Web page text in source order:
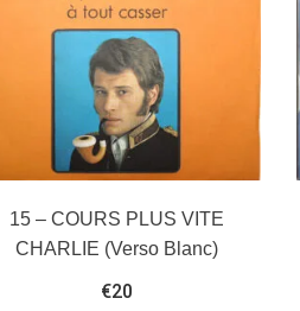
15 – COURS PLUS VITE
CHARLIE (Verso Blanc)
€20